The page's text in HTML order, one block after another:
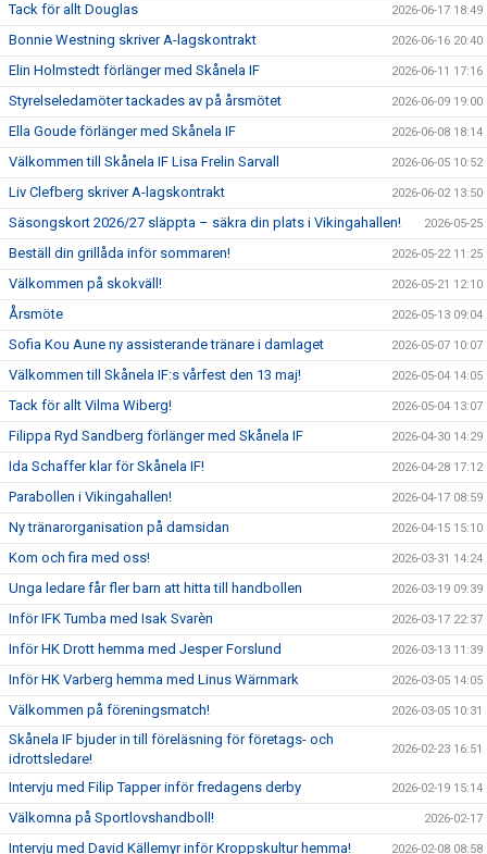
Tack för allt Douglas 2026-06-17 18:49
Bonnie Westning skriver A-lagskontrakt 2026-06-16 20:40
Elin Holmstedt förlänger med Skånela IF 2026-06-11 17:16
Styrelseledamöter tackades av på årsmötet 2026-06-09 19:00
Ella Goude förlänger med Skånela IF 2026-06-08 18:14
Välkommen till Skånela IF Lisa Frelin Sarvall 2026-06-05 10:52
Liv Clefberg skriver A-lagskontrakt 2026-06-02 13:50
Säsongskort 2026/27 släppta – säkra din plats i Vikingahallen! 2026-05-25
Beställ din grillåda inför sommaren! 2026-05-22 11:25
Välkommen på skokväll! 2026-05-21 12:10
Årsmöte 2026-05-13 09:04
Sofia Kou Aune ny assisterande tränare i damlaget 2026-05-07 10:07
Välkommen till Skånela IF:s vårfest den 13 maj! 2026-05-04 14:05
Tack för allt Vilma Wiberg! 2026-05-04 13:07
Filippa Ryd Sandberg förlänger med Skånela IF 2026-04-30 14:29
Ida Schaffer klar för Skånela IF! 2026-04-28 17:12
Parabollen i Vikingahallen! 2026-04-17 08:59
Ny tränarorganisation på damsidan 2026-04-15 15:10
Kom och fira med oss! 2026-03-31 14:24
Unga ledare får fler barn att hitta till handbollen 2026-03-19 09:39
Inför IFK Tumba med Isak Svarèn 2026-03-17 22:37
Inför HK Drott hemma med Jesper Forslund 2026-03-13 11:39
Inför HK Varberg hemma med Linus Wärnmark 2026-03-05 14:05
Välkommen på föreningsmatch! 2026-03-05 10:31
Skånela IF bjuder in till föreläsning för företags- och
idrottsledare!
2026-02-23 16:51
Intervju med Filip Tapper inför fredagens derby 2026-02-19 15:14
Välkomna på Sportlovshandboll! 2026-02-17
Intervju med David Källemyr inför Kroppskultur hemma! 2026-02-08 08:58